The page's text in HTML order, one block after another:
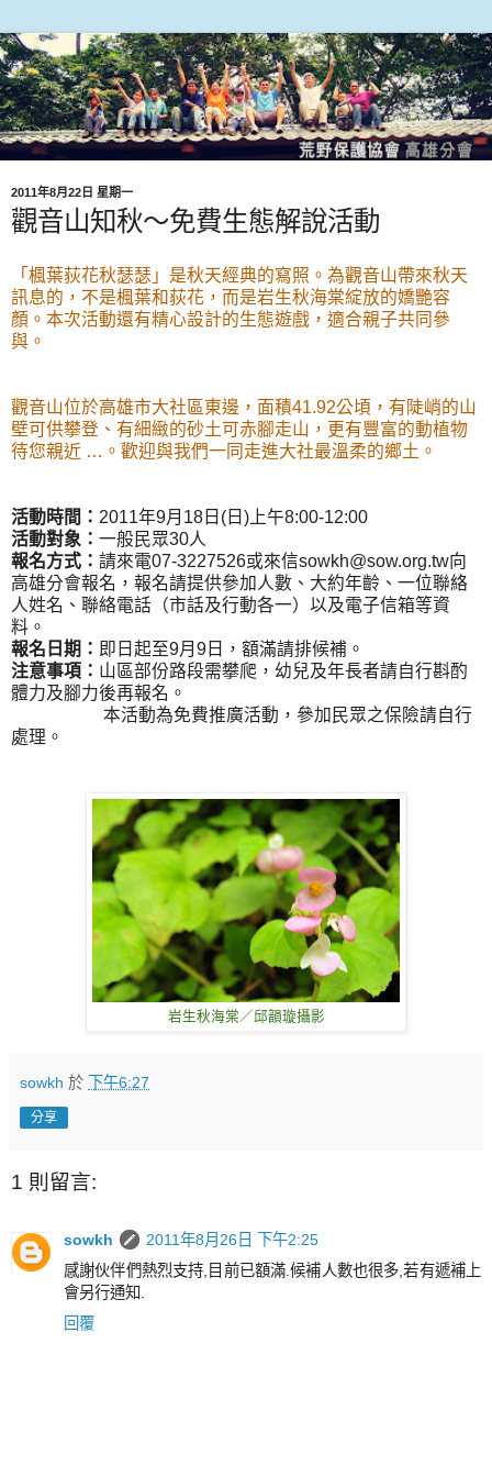
2011年8月22日 星期一
觀音山知秋～免費生態解說活動
「楓葉荻花秋瑟瑟」是秋天經典的寫照。為觀音山帶來秋天
訊息的，不是楓葉和荻花，而是岩生秋海棠綻放的嬌艷容
顏。本次活動還有精心設計的生態遊戲，適合親子共同參
與。
觀音山位於高雄市大社區東邊，面積41.92公頃，有陡峭的山
壁可供攀登、有細緻的砂土可赤腳走山，更有豐富的動植物
待您親近 …。歡迎與我們一同走進大社最溫柔的鄉土。
活動時間： 2011年9月18日(日)上午8:00-12:00
活動對象： 一般民眾30人
報名方式： 請來電07-3227526或來信sowkh@sow.org.tw向
高雄分會報名，報名請提供參加人數、大約年齡、一位聯絡
人姓名、聯絡電話（市話及行動各一）以及電子信箱等資
料。
報名日期： 即日起至9月9日，額滿請排候補。
注意事項： 山區部份路段需攀爬，幼兒及年長者請自行斟酌
體力及腳力後再報名。
本活動為免費推廣活動，參加民眾之保險請自行
處理。
岩生秋海棠／邱韻璇攝影
sowkh 於 下午6:27
分享
1 則留言:
sowkh
2011年8月26日 下午2:25
感謝伙伴們熱烈支持,目前已額滿.候補人數也很多,若有遞補上
會另行通知.
回覆